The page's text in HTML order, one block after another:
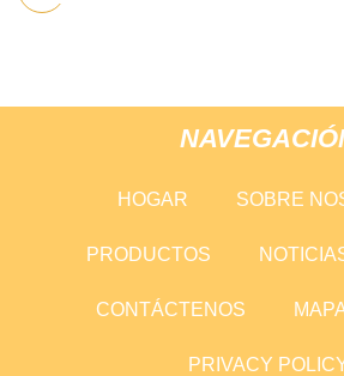
HOGAR SOBRE
PRODUCTOS
CONTÁCTENOS
PRIVACY